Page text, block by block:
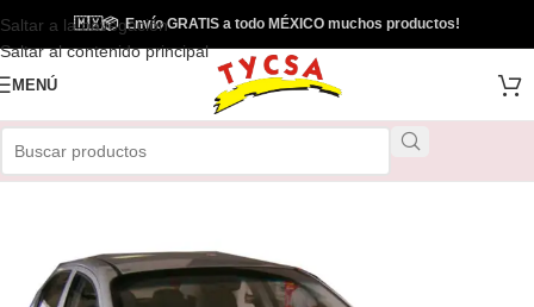
Saltar a la navegación
Saltar al contenido principal
🇲🇽📦Envío GRATIS a todo MÉXICO muchos productos!
MENÚ